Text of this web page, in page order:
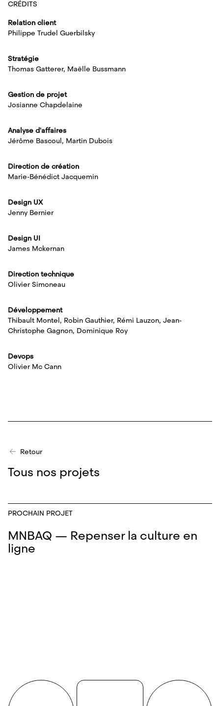
CRÉDITS
Relation client
Philippe Trudel Guerbilsky
Stratégie
Thomas Gatterer, Maëlle Bussmann
Gestion de projet
Josianne Chapdelaine
Analyse d'affaires
Jérôme Bascoul, Martin Dubois
Direction de création
Marie-Bénédict Jacquemin
Design UX
Jenny Bernier
Design UI
James Mckernan
Direction technique
Olivier Simoneau
Développement
Thibault Montel, Robin Gauthier, Rémi Lauzon, Jean-
Christophe Gagnon, Dominique Roy
Devops
Olivier Mc Cann
Retour
Tous nos projets
PROCHAIN PROJET
MNBAQ — Repenser la culture en
ligne